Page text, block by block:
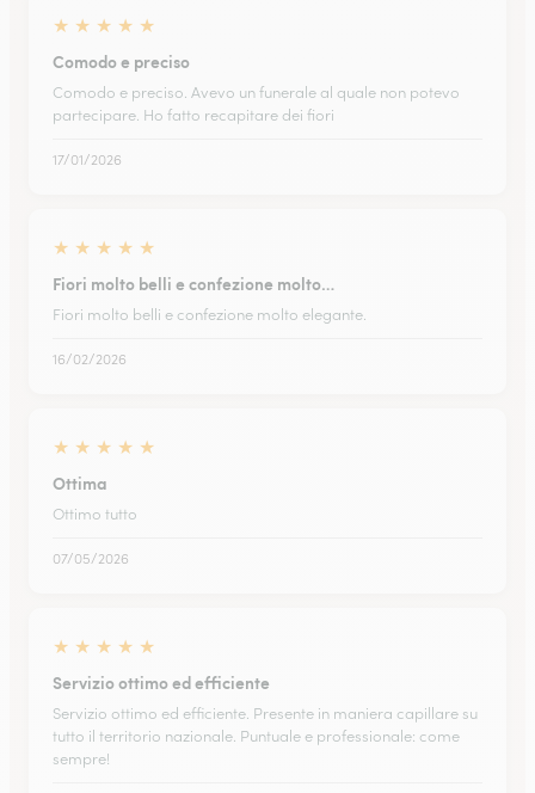
★ ★ ★ ★ ★
Comodo e preciso
Comodo e preciso. Avevo un funerale al quale non potevo
partecipare. Ho fatto recapitare dei fiori
17/01/2026
★ ★ ★ ★ ★
Fiori molto belli e confezione molto…
Fiori molto belli e confezione molto elegante.
16/02/2026
★ ★ ★ ★ ★
Ottima
Ottimo tutto
07/05/2026
★ ★ ★ ★ ★
Servizio ottimo ed efficiente
Servizio ottimo ed efficiente. Presente in maniera capillare su
tutto il territorio nazionale. Puntuale e professionale: come
sempre!